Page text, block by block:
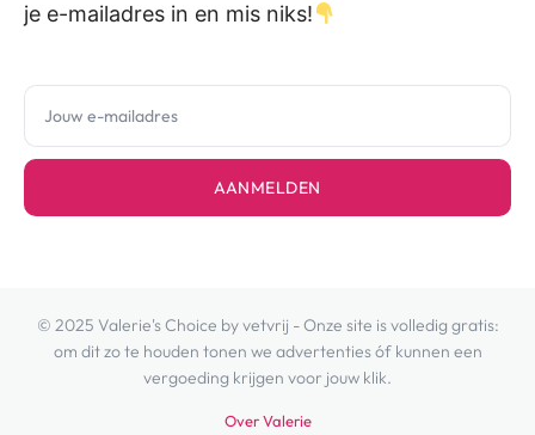
je e-mailadres in en mis niks!
AANMELDEN
© 2025 Valerie's Choice by vetvrij - Onze site is volledig gratis:
om dit zo te houden tonen we advertenties óf kunnen een
vergoeding krijgen voor jouw klik.
Over Valerie